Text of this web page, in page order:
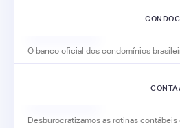
O banco oficial dos condomínios
Desburocratizamos as rotinas